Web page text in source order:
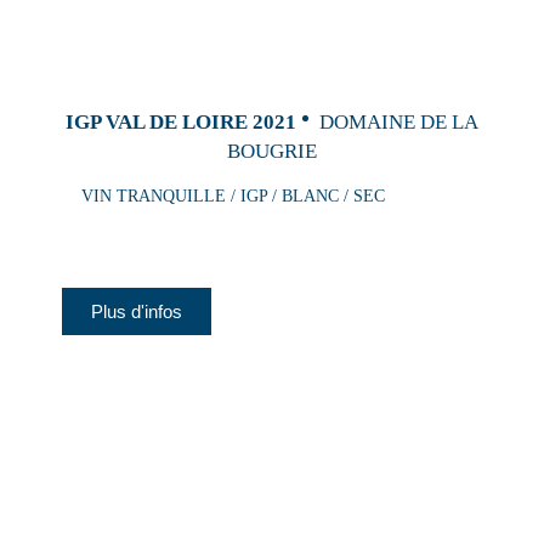
IGP VAL DE LOIRE 2021
DOMAINE DE LA
BOUGRIE
VIN TRANQUILLE / IGP / BLANC / SEC
Plus d'infos